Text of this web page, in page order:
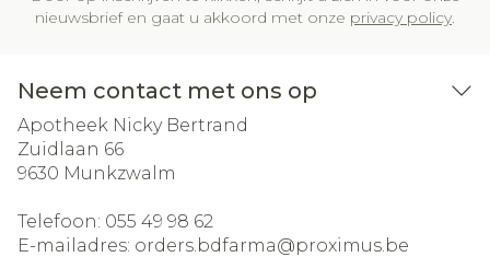
nieuwsbrief en gaat u akkoord met onze privacy policy.
Neem contact met ons op
Apotheek Nicky Bertrand
Zuidlaan 66
9630 Munkzwalm
Telefoon: 055 49 98 62
E-mailadres: orders.bdfarma@proximus.be